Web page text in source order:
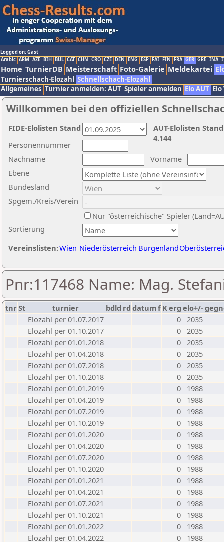
Logged on: Gast
Arabic ARM AZE BIH BUL CAT CHN CRO CZE DEN ENG ESP FAI FIN FRA GER GRE INA
Home TurnierDB Meisterschaft Foto-Galerie Meldekartei
Turnierschach-Elozahl Schnellschach-Elozahl
Allgemeines Turnier anmelden: AUT Spieler anmelden Elo AUT
Willkommen bei den offiziellen
Nachname
Vorname
Ebene
Sortierung
Personennummer
Bundesland
Spgem./Kreis/Verein
Nur "österreichische" Spieler
Vereinslisten:Wien Niederösterreich Burgenland
AUT-Elolisten
4.144
FIDE-Elolisten Stand
Pnr:117468 Name: Mag.
tnrSt turnier bdld rd datumf Kerg elo+/-
Elozahl per 01.07.2017
0 2035
Elozahl per 01.10.2017
0 2035
Elozahl per 01.01.2018
0 2035
Elozahl per 01.04.2018
0 2035
Elozahl per 01.07.2018
0 2035
Elozahl per 01.10.2018
0 2035
Elozahl per 01.01.2019
0
1988
Elozahl per 01.04.2019
0
1988
Elozahl per 01.07.2019
0
1988
Elozahl per 01.10.2019
0
1988
Elozahl per 01.01.2020
0
1988
Elozahl per 01.04.2020
0
1988
Elozahl per 01.07.2020
0
1988
Elozahl per 01.10.2020
0
1988
Elozahl per 01.01.2021
0
1988
Elozahl per 01.04.2021
0
1988
Elozahl per 01.07.2021
0
1988
Elozahl per 01.10.2021
0
1988
Elozahl per 01.01.2022
0
1988
Elozahl per 01.04.2022
0
1988